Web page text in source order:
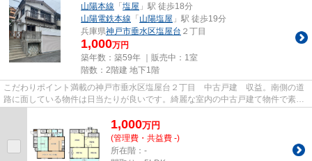
山陽本線 「 塩屋 」駅 徒歩18分
山陽電鉄本線 「 山陽塩屋 」駅 徒歩19分
兵庫県神戸市垂水区塩屋台 ２丁目
1,000万円
築年数：築59年 ｜販売中： 1室
階数：2階建 地下1階
こだわりポイント満載の神戸市垂水区塩屋台２丁目 中古戸建 収益。南側の道
路に面している物件は日当たりが良いです。綺麗な室内の中古戸建て物件で素敵
1,000万円
(管理費・共益費 -)
所在階：-